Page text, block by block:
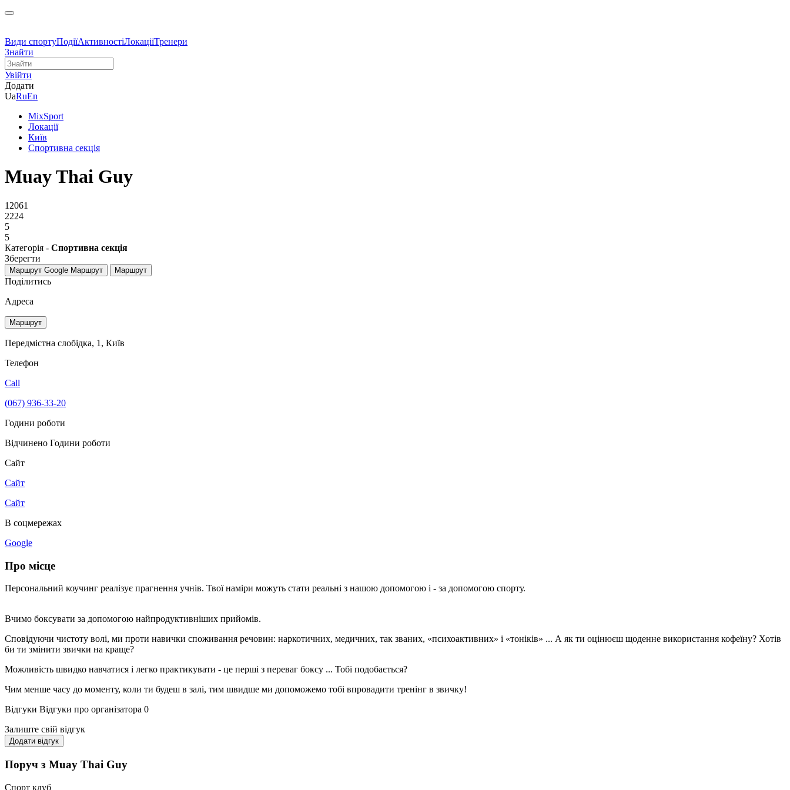
Види спортуПодіїАктивностіЛокаціїТренери
Знайти
Увійти
Додати
UaRuEn
MixSport
Локації
Київ
Спортивна секція
Muay Thai Guy
12061
2224
5
5
Категорія - Спортивна секція
Зберегти
Маршрут Google Маршрут Маршрут
Поділитись
Адреса
Маршрут
Передмістна слобідка, 1, Київ
Телефон
Call
(067) 936-33-20
Години роботи
Відчинено Години роботи
Сайт
Сайт
Сайт
В соцмережах
Google
Про місце
Персональний коучинг реалізує прагнення учнів. Твої наміри можуть стати реальні з нашою допомогою і - за допомогою спорту.
Вчимо боксувати за допомогою найпродуктивніших прийомів.
Сповідуючи чистоту волі, ми проти навички споживання речовин: наркотичних, медичних, так званих, «психоактивних» і «тоніків» ... А як ти оцінюєш щоденне використання кофеїну? Хотів
би ти змінити звички на краще?
Можливість швидко навчатися і легко практикувати - це перші з переваг боксу ... Тобі подобається?
Чим менше часу до моменту, коли ти будеш в залі, тим швидше ми допоможемо тобі впровадити тренінг в звичку!
Відгуки Відгуки про організатора 0
Залиште свій відгук
Додати відгук
Поруч з Muay Thai Guy
Спорт клуб